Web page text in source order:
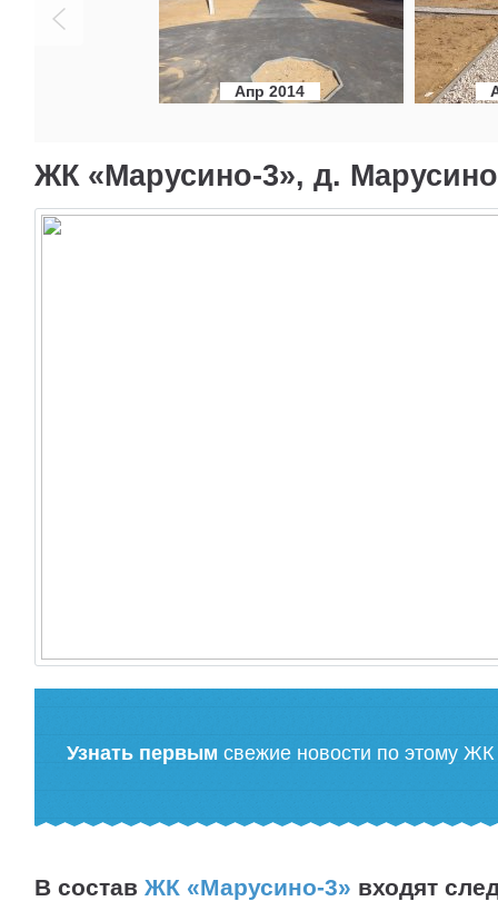
Апр 2014
ЖК «Марусино-3», д. Марусино
Узнать первым свежие новости по этому ЖК
В состав ЖК «Марусино-3» входят